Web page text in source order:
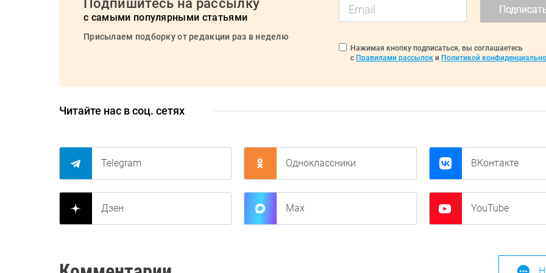
Подпишитесь на рассылку
с самыми популярными статьями
Присылаем подборку от редакции раз в неделю
Нажимая кнопку подписаться, вы соглашаетесь
с Правилами рассылок и Политикой
Читайте нас в соц. сетях
Telegram Одноклассники ВКонтакте
Дзен Max YouTube